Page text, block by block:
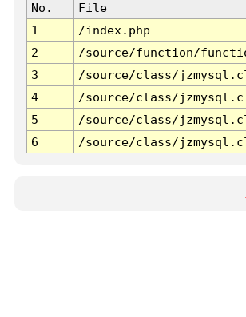
No. File
1
/index.php
2
/source/function/
3
/source/class/
4
/source/class/
5
/source/class/
6
/source/class/